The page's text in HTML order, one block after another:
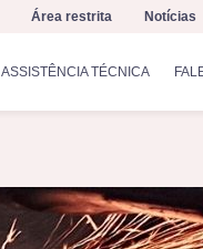
Área restrita Notícias
ASSISTÊNCIA TÉCNICA